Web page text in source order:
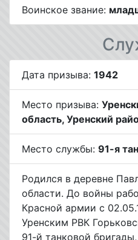
Воинское звание:
Дата призыва: 1942
Место призыва:
область, Уренский
Место службы: 91-я
Родился в деревне
области. До войны
Красной армии с
Уренским РВК
91-й танковой